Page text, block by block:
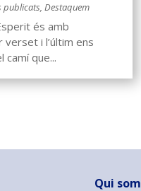
publicats,Destaquem
és amb
i l’últim ens
camí que...
Qui som